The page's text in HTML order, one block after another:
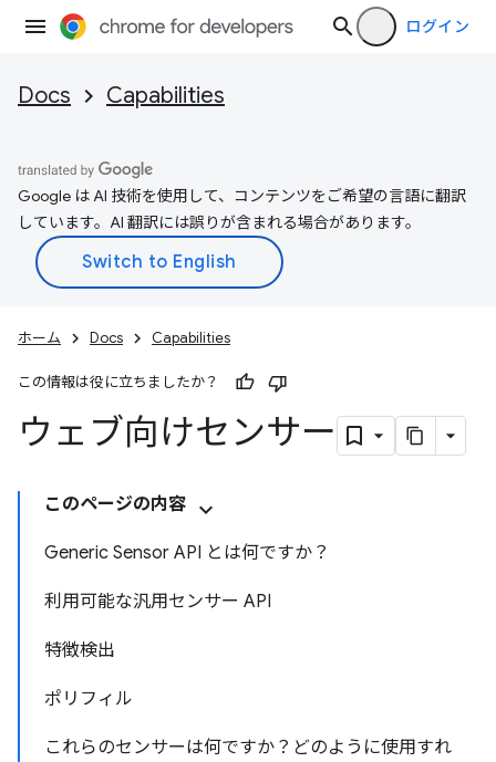
ログイン
Docs Capabilities
Google は AI 技術を使用して、コンテンツをご希望の言語に翻訳
しています。AI 翻訳には誤りが含まれる場合があります。
ホーム Docs Capabilities
この情報は役に立ちましたか？
ウェブ向けセンサー
このページの内容
Generic Sensor API とは何ですか？
利用可能な汎用センサー API
特徴検出
ポリフィル
これらのセンサーは何ですか？どのように使用すれ